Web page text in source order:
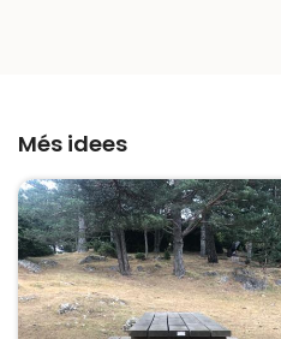
Més idees